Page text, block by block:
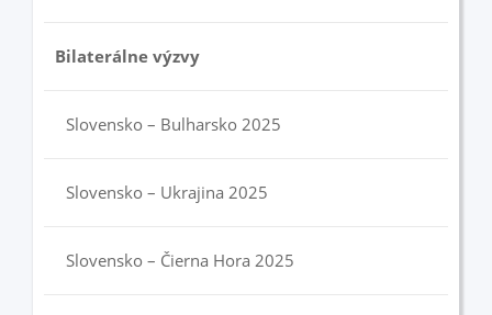
Bilaterálne výzvy
Slovensko – Bulharsko 2025
Slovensko – Ukrajina 2025
Slovensko – Čierna Hora 2025